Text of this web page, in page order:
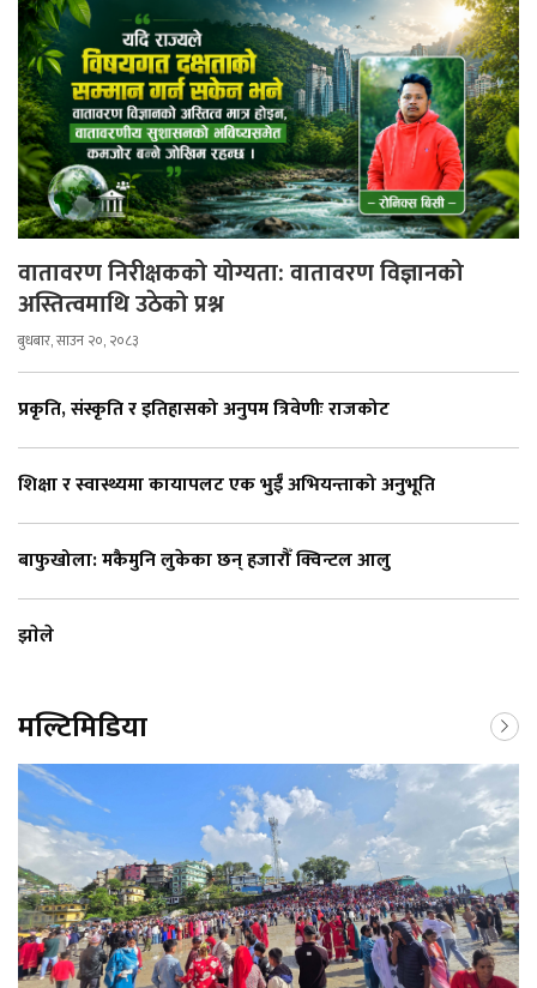
वातावरण निरीक्षकको योग्यता: वातावरण विज्ञानको
अस्तित्वमाथि उठेको प्रश्न
बुधबार, साउन २०, २०८३
प्रकृति, संस्कृति र इतिहासको अनुपम त्रिवेणीः राजकोट
शिक्षा र स्वास्थ्यमा कायापलट एक भुईँ अभियन्ताको अनुभूति
बाफुखोला: मकैमुनि लुकेका छन् हजारौँ क्विन्टल आलु
झाेले
मल्टिमिडिया